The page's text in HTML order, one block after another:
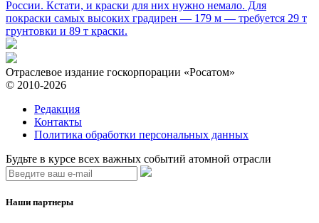
России. Кстати, и краски для них нужно немало. Для
покраски самых высоких градирен — 179 м — требуется 29 т
грунтовки и 89 т краски.
Отраслевое издание госкорпорации «Росатом»
© 2010-2026
Редакция
Контакты
Политика обработки персональных данных
Будьте в курсе всех важных событий атомной отрасли
Наши партнеры